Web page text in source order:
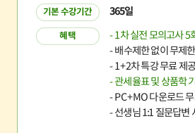
기본 수강기간 365일
혜택
- 1차 실전 모의고사 5
- 배수제한 없이 무제
- 1+2차 특강 무료 제
- 관세율표 및 상품학
- PC+MO 다운로드
- 선생님 1:1 질문답변